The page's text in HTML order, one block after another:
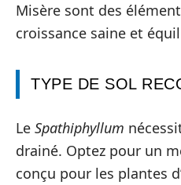
Misère sont des
croissance saine et
TYPE DE SOL
Le Spathiphyllum
drainé. Optez pour un
conçu pour les plantes